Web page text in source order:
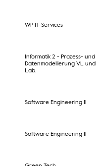
WP IT-Services
Informatik 2 - Prozess- und
Datenmodellierung VL und
Lab.
Software Engineering II
Software Engineering II